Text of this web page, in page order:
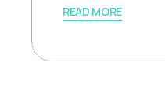
READ MORE